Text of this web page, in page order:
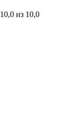
10,0 из 10,0